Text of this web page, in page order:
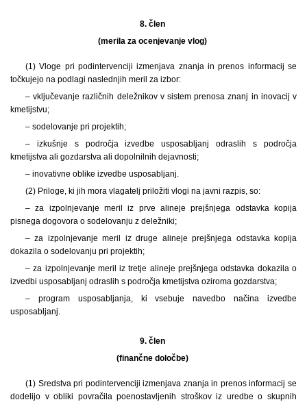
8. člen
(merila za ocenjevanje vlog)
(1) Vloge pri podintervenciji izmenjava znanja in prenos informacij se
točkujejo na podlagi naslednjih meril za izbor:
– vključevanje različnih deležnikov v sistem prenosa znanj in inovacij v
kmetijstvu;
– sodelovanje pri projektih;
– izkušnje s področja izvedbe usposabljanj odraslih s področja
kmetijstva ali gozdarstva ali dopolnilnih dejavnosti;
– inovativne oblike izvedbe usposabljanj.
(2) Priloge, ki jih mora vlagatelj priložiti vlogi na javni razpis, so:
– za izpolnjevanje meril iz prve alineje prejšnjega odstavka kopija
pisnega dogovora o sodelovanju z deležniki;
– za izpolnjevanje meril iz druge alineje prejšnjega odstavka kopija
dokazila o sodelovanju pri projektih;
– za izpolnjevanje meril iz tretje alineje prejšnjega odstavka dokazila o
izvedbi usposabljanj odraslih s področja kmetijstva oziroma gozdarstva;
– program usposabljanja, ki vsebuje navedbo načina izvedbe
usposabljanj.
9. člen
(finančne določbe)
(1) Sredstva pri podintervenciji izmenjava znanja in prenos informacij se
dodelijo v obliki povračila poenostavljenih stroškov iz uredbe o skupnih